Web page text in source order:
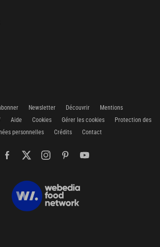
Newsletter Découvrir
Mentions
Aide Cookies Gérer les cookies
Protection des
personnelles
Crédits Contact